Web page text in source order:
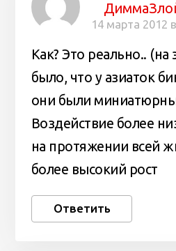
14 марта 2012
Как? Это реально.. (на
было, что у азиаток
они были
Воздействие более
на протяжении всей
более высокий рост
Ответить